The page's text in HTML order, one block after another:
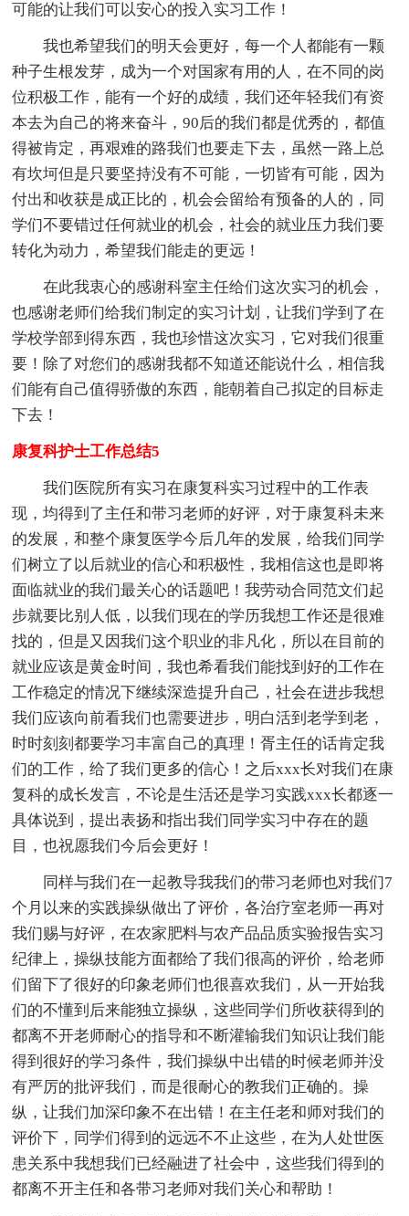
可能的让我们可以安心的投入实习工作！
我也希望我们的明天会更好，每一个人都能有一颗
种子生根发芽，成为一个对国家有用的人，在不同的岗
位积极工作，能有一个好的成绩，我们还年轻我们有资
本去为自己的将来奋斗，90后的我们都是优秀的，都值
得被肯定，再艰难的路我们也要走下去，虽然一路上总
有坎坷但是只要坚持没有不可能，一切皆有可能，因为
付出和收获是成正比的，机会会留给有预备的人的，同
学们不要错过任何就业的机会，社会的就业压力我们要
转化为动力，希望我们能走的更远！
在此我衷心的感谢科室主任给们这次实习的机会，
也感谢老师们给我们制定的实习计划，让我们学到了在
学校学部到得东西，我也珍惜这次实习，它对我们很重
要！除了对您们的感谢我都不知道还能说什么，相信我
们能有自己值得骄傲的东西，能朝着自己拟定的目标走
下去！
康复科护士工作总结5
我们医院所有实习在康复科实习过程中的工作表
现，均得到了主任和带习老师的好评，对于康复科未来
的发展，和整个康复医学今后几年的发展，给我们同学
们树立了以后就业的信心和积极性，我相信这也是即将
面临就业的我们最关心的话题吧！我劳动合同范文们起
步就要比别人低，以我们现在的学历我想工作还是很难
找的，但是又因我们这个职业的非凡化，所以在目前的
就业应该是黄金时间，我也希看我们能找到好的工作在
工作稳定的情况下继续深造提升自己，社会在进步我想
我们应该向前看我们也需要进步，明白活到老学到老，
时时刻刻都要学习丰富自己的真理！胥主任的话肯定我
们的工作，给了我们更多的信心！之后xxx长对我们在康
复科的成长发言，不论是生活还是学习实践xxx长都逐一
具体说到，提出表扬和指出我们同学实习中存在的题
目，也祝愿我们今后会更好！
同样与我们在一起教导我我们的带习老师也对我们7
个月以来的实践操纵做出了评价，各治疗室老师一再对
我们赐与好评，在农家肥料与农产品品质实验报告实习
纪律上，操纵技能方面都给了我们很高的评价，给老师
们留下了很好的印象老师们也很喜欢我们，从一开始我
们的不懂到后来能独立操纵，这些同学们所收获得到的
都离不开老师耐心的指导和不断灌输我们知识让我们能
得到很好的学习条件，我们操纵中出错的时候老师并没
有严厉的批评我们，而是很耐心的教我们正确的。操
纵，让我们加深印象不在出错！在主任老和师对我们的
评价下，同学们得到的远远不不止这些，在为人处世医
患关系中我想我们已经融进了社会中，这些我们得到的
都离不开主任和各带习老师对我们关心和帮助！